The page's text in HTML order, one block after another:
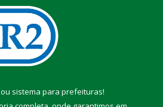
ou sistema para prefeituras!